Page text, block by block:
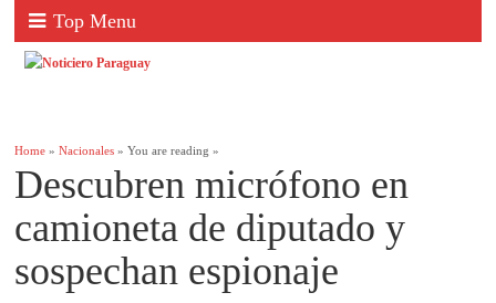
Top Menu
Home »Nacionales » You are reading »
Descubren micrófono en
camioneta de diputado y
sospechan espionaje